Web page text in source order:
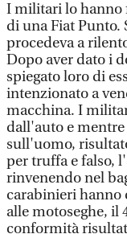
I militari lo hanno
di una Fiat Punto.
procedeva a
Dopo aver dato i
spiegato loro di
intenzionato a
macchina. I
dall'auto e
sull'uomo,
per truffa e falso,
rinvenendo nel
carabinieri hanno
alle motoseghe, il
conformità